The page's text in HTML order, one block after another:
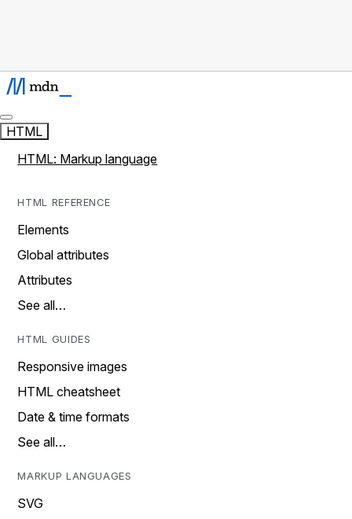
HTML
HTML: Markup language
HTML REFERENCE
Elements
Global attributes
Attributes
See all…
HTML GUIDES
Responsive images
HTML cheatsheet
Date & time formats
See all…
MARKUP LANGUAGES
SVG